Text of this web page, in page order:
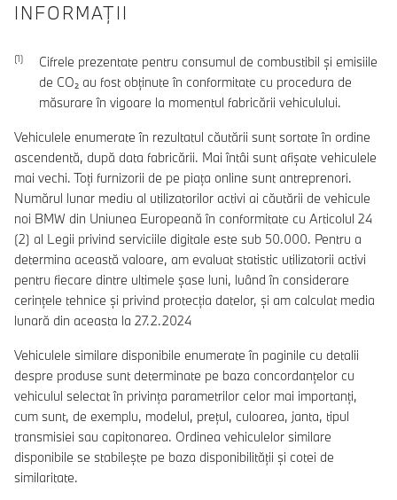
INFORMAŢII
Cifrele prezentate pentru consumul de combustibil şi emisiile
de CO₂ au fost obţinute în conformitate cu procedura de
măsurare în vigoare la momentul fabricării vehiculului.
Vehiculele enumerate în rezultatul căutării sunt sortate în ordine
ascendentă, după data fabricării. Mai întâi sunt afișate vehiculele
mai vechi. Toți furnizorii de pe piața online sunt antreprenori.
Numărul lunar mediu al utilizatorilor activi ai căutării de vehicule
noi BMW din Uniunea Europeană în conformitate cu Articolul 24
(2) al Legii privind serviciile digitale este sub 50.000. Pentru a
determina această valoare, am evaluat statistic utilizatorii activi
pentru fiecare dintre ultimele șase luni, luând în considerare
cerințele tehnice și privind protecția datelor, și am calculat media
lunară din aceasta la 27.2.2024
Vehiculele similare disponibile enumerate în paginile cu detalii
despre produse sunt determinate pe baza concordanțelor cu
vehiculul selectat în privința parametrilor celor mai importanți,
cum sunt, de exemplu, modelul, prețul, culoarea, janta, tipul
transmisiei sau capitonarea. Ordinea vehiculelor similare
disponibile se stabilește pe baza disponibilității și cotei de
similaritate.